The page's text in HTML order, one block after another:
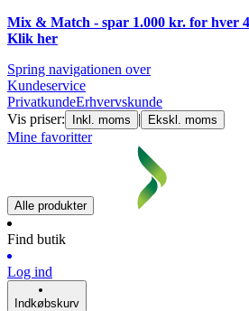
Mix & Match - spar 1.000 kr. for hver
Klik her
Spring navigationen over
Kundeservice
PrivatkundeErhvervskunde
Vis priser:
Inkl. moms | Ekskl. moms
Mine favoritter
Alle produkter
Find butik
Log ind
Indkøbskurv